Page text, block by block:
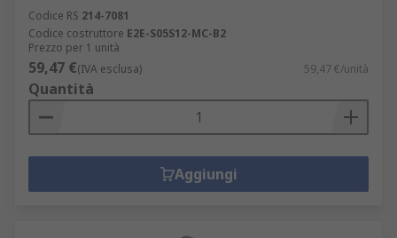
Codice RS 214-7081
Codice costruttore E2E-S05S12-MC-B2
Prezzo per 1 unità
59,47 €(IVA esclusa) 59,47 €/unità
Quantità
Aggiungi